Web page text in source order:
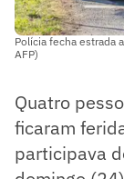
Polícia fecha estrada
AFP)
Quatro
ficaram
participava